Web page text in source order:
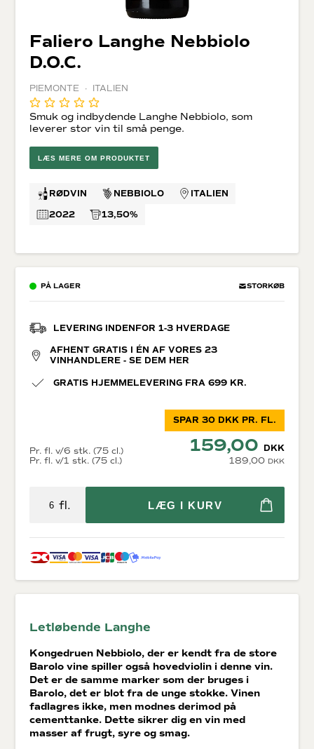
Faliero Langhe Nebbiolo
D.O.C.
PIEMONTE · ITALIEN
Smuk og indbydende Langhe Nebbiolo, som
leverer stor vin til små penge.
LÆS MERE OM PRODUKTET
RØDVIN NEBBIOLO
ITALIEN
2022
13,50%
PÅ LAGER STORKØB
LEVERING INDENFOR 1-3 HVERDAGE
AFHENT GRATIS I ÉN AF VORES 23
VINHANDLERE - SE DEM HER
GRATIS HJEMMELEVERING FRA 699 KR.
Pr. fl. v/1 stk. (75 cl.) 189,00 DKK
Pr. fl. v/6 stk. (75 cl.) 159,00 DKK
SPAR 30 DKK PR. FL.
fl. LÆG I KURV
Letløbende Langhe
Kongedruen Nebbiolo, der er kendt fra de store
Barolo vine spiller også hovedviolin i denne vin.
Det er de samme marker som der bruges i
Barolo, det er blot fra de unge stokke. Vinen
fadlagres ikke, men modnes derimod på
cementtanke. Dette sikrer dig en vin med
masser af frugt, syre og smag.